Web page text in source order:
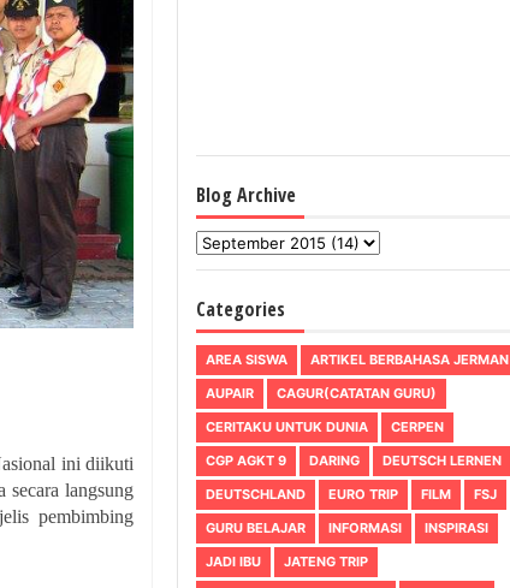
ini diikuti
secara langsung
pembimbing
Blog Archive
Categories
AREA SISWA
ARTIKEL BERBAHASA JERMAN
AUPAIR
CAGUR(CATATAN GURU)
CERITAKU UNTUK DUNIA
CERPEN
CGP AGKT 9
DARING
DEUTSCH LERNEN
DEUTSCHLAND
EURO TRIP FILM
FSJ
GURU BELAJAR
INFORMASI
INSPIRASI
JADI IBU
JATENG TRIP